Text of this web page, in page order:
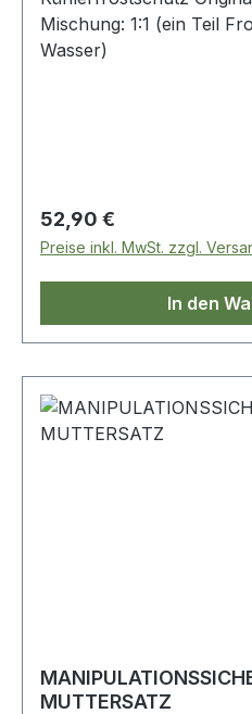
Mischung: 1:1 (ein Teil
Wasser)
Regulärer Preis:
52,90 €
Preise inkl. MwSt. zzgl.
In den
MUTTERSATZ